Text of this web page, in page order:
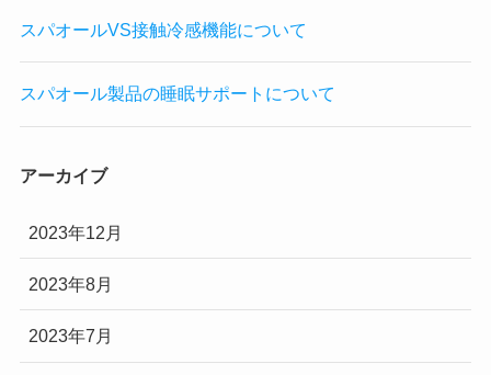
スパオールVS接触冷感機能について
スパオール製品の睡眠サポートについて
アーカイブ
2023年12月
2023年8月
2023年7月